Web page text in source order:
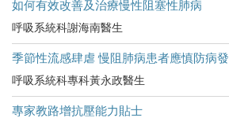
如何有效改善及治療慢性阻塞性肺病
呼吸系統科謝海南醫生
季節性流感肆虐 慢阻肺病患者應慎防病發
呼吸系統科專科黃永政醫生
專家教路增抗壓能力貼士